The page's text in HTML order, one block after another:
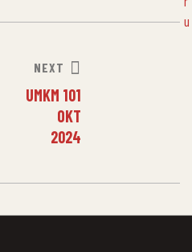
NEXT
UMKM 101
OKT
2024